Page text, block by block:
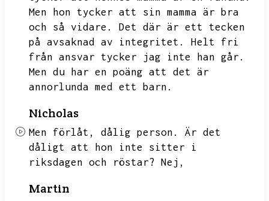
Men hon tycker att sin mamma är bra
och så vidare.
Det där är ett tecken
på avsaknad av integritet.
Helt fri
från ansvar tycker jag inte han går.
Men du har en poäng att det är
annorlunda med ett barn.
Nicholas
Men förlåt, dålig person.
Är det
dåligt att hon inte sitter i
riksdagen och röstar? Nej,
Martin